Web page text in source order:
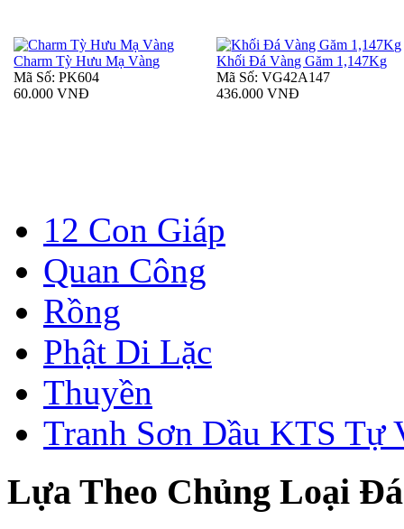
Charm Tỳ Hưu Mạ Vàng
Mã Số: PK604
60.000 VNĐ
Khối Đá Vàng Găm 1,147Kg
Mã Số: VG42A147
436.000 VNĐ
12 Con Giáp
Quan Công
Rồng
Phật Di Lặc
Thuyền
Tranh Sơn Dầu KTS Tự
Lựa Theo Chủng Loại Đá